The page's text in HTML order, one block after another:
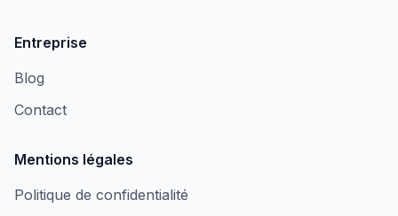
Entreprise
Blog
Contact
Mentions légales
Politique de confidentialité